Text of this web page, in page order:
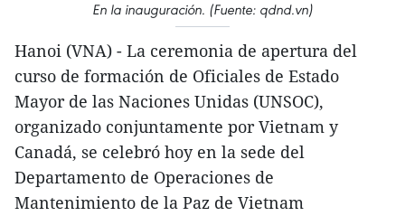
En la inauguración. (Fuente: qdnd.vn)
Hanoi (VNA) - La ceremonia de apertura del
curso de formación de Oficiales de Estado
Mayor de las Naciones Unidas (UNSOC),
organizado conjuntamente por Vietnam y
Canadá, se celebró hoy en la sede del
Departamento de Operaciones de
Mantenimiento de la Paz de Vietnam